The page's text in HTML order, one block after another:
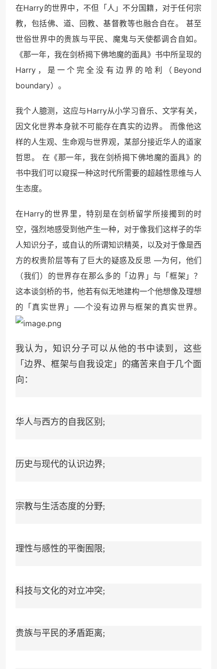
在Harry的世界中，不但「人」不分国籍，对于任何宗
教，包括佛、道、回教、基督教等也融合自在。 甚至
世俗世界中的贵族与平民、魔鬼与天使都调合自如。
《那一年，我在剑桥揭下佛地魔的面具》书中所呈现的
Harry，是一个完全没有边界的哈利（Beyond
boundary）。
我个人臆测，这应与Harry从小学习音乐、文学有关，
因文化世界本身就不可能存在真实的边界。 而像他这
样的人生观、生命观与世界观，某部分接近华人的道家
哲思。 在《那一年，我在剑桥揭下佛地魔的面具》的
书中我们可以窥探一种这时代所需要的超越性思维与人
生态度。
在Harry的世界里，特别是在剑桥留学所接擉到的时
空，强烈地感受到他产生一种，对于像我们这样子的华
人知识分子，或自认的所谓知识精英，以及对于像是西
方的权贵阶层等有了巨大的疑惑及反思 —为何，他们
（我们）的世界存在那么多的「边界」与「框架」？
这本谈剑桥的书，他若有似无地建构一个他想像及理想
的「真实世界」──个没有边界与框架的真实世界。
我认为，知识分子可以从他的书中读到，这些
「边界、框架与自我设定」的痛苦来自于几个面
向：
华人与西方的自我区别;
历史与现代的认识边界;
宗教与生活态度的分野;
理性与感性的平衡囿限;
科技与文化的对立冲突;
贵族与平民的矛盾距离;